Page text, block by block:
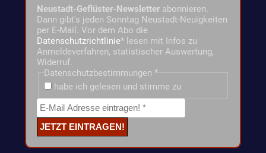
Neustadt-Geflüster-Newsletter abonnieren.
Dann gibt's jeden Sonntag Neustadt-Neuigkeiten
per E-Mail. Vor dem Abo die
Datenschutzrichtlinie* lesen mit Infos zu
Anmeldeverfahren, statistischer Auswertung,
Widerruf.
Datenschutzbestimmungen *
habe ich gelesen und stimme zu